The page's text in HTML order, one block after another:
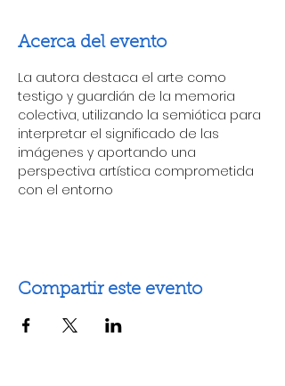
Acerca del evento
La autora destaca el arte como
testigo y guardián de la memoria
colectiva, utilizando la semiótica para
interpretar el significado de las
imágenes y aportando una
perspectiva artística comprometida
con el entorno
Compartir este evento